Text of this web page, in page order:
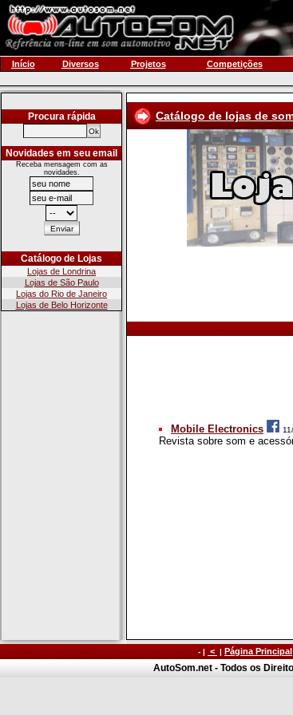
Início Diversos Projetos Competições
Procura rápida
Novidades em seu email
Receba mensagem com as
novidades.
Catálogo de Lojas
Lojas de Londrina
Lojas de São Paulo
Lojas do Rio de Janeiro
Lojas de Belo Horizonte
Catálogo de lojas de
Mobile Electronics
Revista sobre som e
- | < | Página Principal
AutoSom.net - Todos os